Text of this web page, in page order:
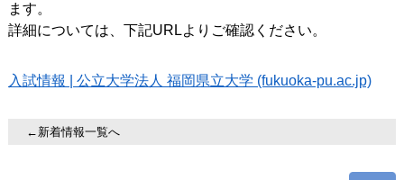
ます。
詳細については、下記URLよりご確認ください。
入試情報 | 公立大学法人 福岡県立大学 (fukuoka-pu.ac.jp)
←新着情報一覧へ